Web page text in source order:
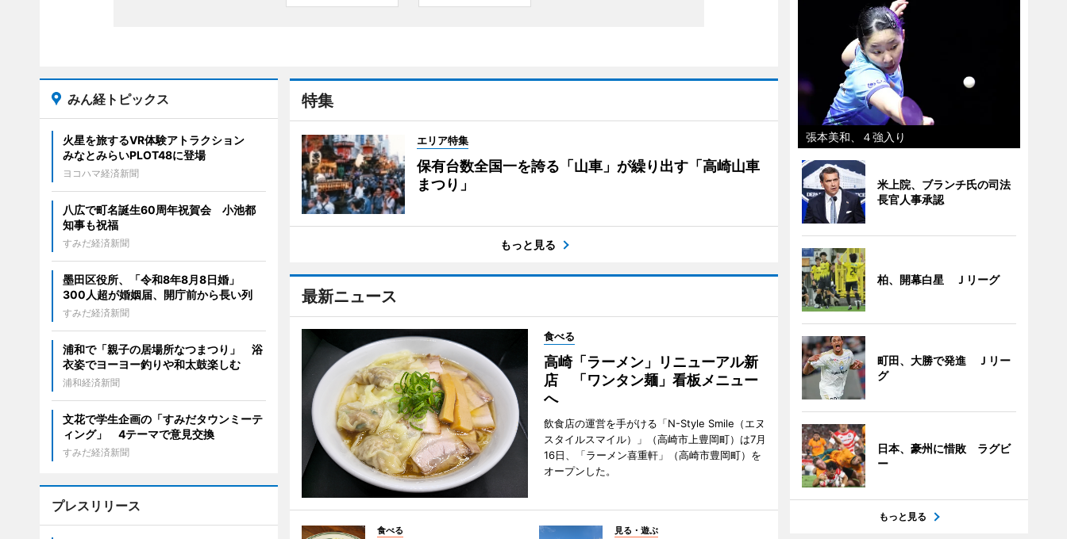
特集
エリア特集
保有台数全国一を誇る「山車」が繰り出す「高崎山車
まつり」
もっと見る
最新ニュース
食べる
高崎「ラーメン」リニューアル新
店 「ワンタン麺」看板メニュー
へ
飲食店の運営を手がける「N-Style Smile（エヌ
スタイルスマイル）」（高崎市上豊岡町）は7月
16日、「ラーメン喜重軒」（高崎市豊岡町）を
オープンした。
食べる 見る・遊ぶ
みん経トピックス
火星を旅するVR体験アトラクション
みなとみらいPLOT48に登場
ヨコハマ経済新聞
八広で町名誕生60周年祝賀会 小池都
知事も祝福
すみだ経済新聞
墨田区役所、「令和8年8月8日婚」
300人超が婚姻届、開庁前から長い列
すみだ経済新聞
浦和で「親子の居場所なつまつり」 浴
衣姿でヨーヨー釣りや和太鼓楽しむ
浦和経済新聞
文花で学生企画の「すみだタウンミーテ
ィング」 4テーマで意見交換
すみだ経済新聞
プレスリリース
張本美和、４強入り
米上院、ブランチ氏の司法
長官人事承認
柏、開幕白星 Ｊリーグ
町田、大勝で発進 Ｊリー
グ
日本、豪州に惜敗 ラグビ
ー
もっと見る